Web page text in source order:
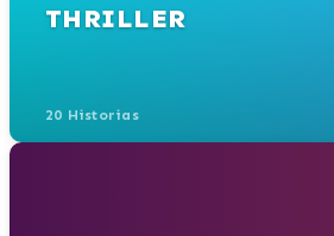
THRILLER
20 Historias